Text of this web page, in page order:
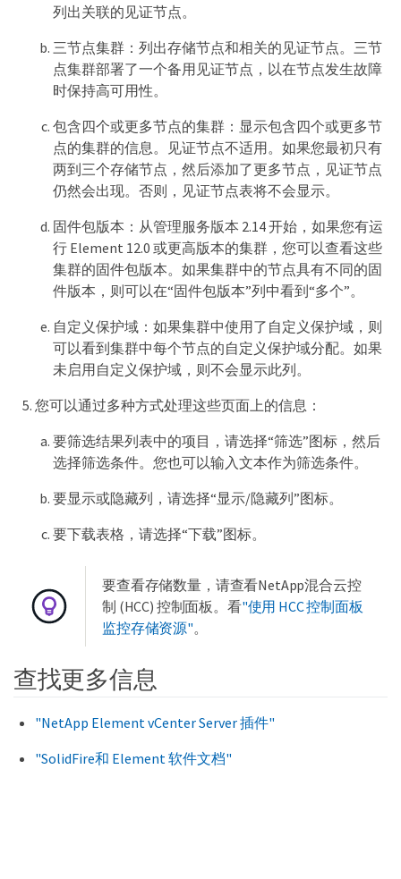
列出关联的见证节点。
三节点集群：列出存储节点和相关的见证节点。三节
点集群部署了一个备用见证节点，以在节点发生故障
时保持高可用性。
包含四个或更多节点的集群：显示包含四个或更多节
点的集群的信息。见证节点不适用。如果您最初只有
两到三个存储节点，然后添加了更多节点，见证节点
仍然会出现。否则，见证节点表将不会显示。
固件包版本：从管理服务版本 2.14 开始，如果您有运
行 Element 12.0 或更高版本的集群，您可以查看这些
集群的固件包版本。如果集群中的节点具有不同的固
件版本，则可以在“固件包版本”列中看到“多个”。
自定义保护域：如果集群中使用了自定义保护域，则
可以看到集群中每个节点的自定义保护域分配。如果
未启用自定义保护域，则不会显示此列。
您可以通过多种方式处理这些页面上的信息：
要筛选结果列表中的项目，请选择“筛选”图标，然后
选择筛选条件。您也可以输入文本作为筛选条件。
要显示或隐藏列，请选择“显示/隐藏列”图标。
要下载表格，请选择“下载”图标。
要查看存储数量，请查看NetApp混合云控
制 (HCC) 控制面板。看"使用 HCC 控制面板
监控存储资源"。
查找更多信息
"NetApp Element vCenter Server 插件"
"SolidFire和 Element 软件文档"